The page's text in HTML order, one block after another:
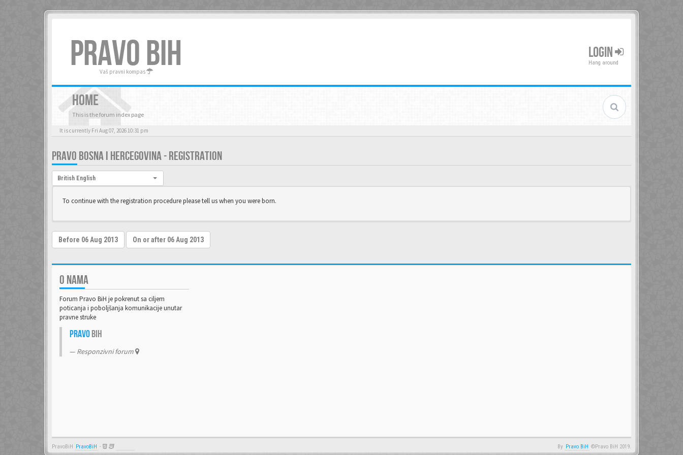
PRAVO BIH
Vaš pravni kompas
LOGIN
Hang around
HOME
This is the forum index page
It is currently Fri Aug 07, 2026 10:31 pm
PRAVO BOSNA I HERCEGOVINA - REGISTRATION
Language:
British English
To continue with the registration procedure please tell us when you were born.
O NAMA
Forum Pravo BiH je pokrenut sa ciljem
poticanja i poboljšanja komunikacije unutar
pravne struke
PravoBiH
Responzivni forum
PravoBiH PravoBiH - By Pravo BiH ©Pravo BiH 2019.